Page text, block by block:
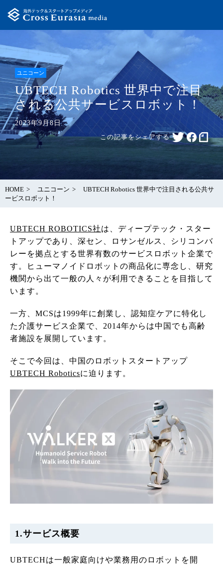
ユニコーン
UBTECH Robotics 世界中で注目
される公共サービスロボット！
2023年9月8日
この記事をシェアする
HOME ユニコーン
UBTECH Robotics 世界中で注目される公共サ
ービスロボット！
UBTECH ROBOTICS社は、ディープテック・スター
トアップであり、深セン、ロサンゼルス、シリコンバ
レーを拠点とする世界有数のサービスロボット企業で
す。ヒューマノイドロボットの商品化に専念し、研究
機関から出て一般の人々が利用できることを目指して
います。
一方、MCSは1999年に創業し、認知症ケアに特化し
た介護サービス企業で、2014年からは中国でも高齢
者施設を展開しています。
そこで今回は、中国のロボットスタートアップ
UBTECH Roboticsに迫ります。
1.サービス概要
UBTECHは一般家庭向けや業務用のロボットを開